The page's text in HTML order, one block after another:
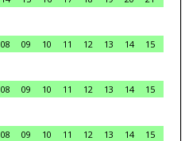
08 09 10 11 12 13 14
15
08 09 10 11 12 13 14
15
08 09 10 11 12 13 14
15